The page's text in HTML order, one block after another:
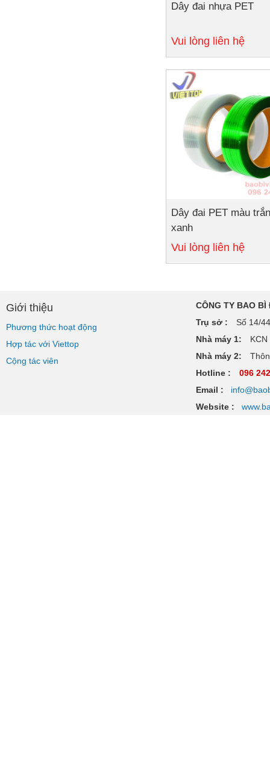
Dây đai nhựa PET
Vui lòng liên hệ
Dây đai PET màu
xanh
Vui lòng liên hệ
Giới thiệu
Phương thức hoạt động
Hợp tác với Viettop
Cộng tác viên
CÔNG TY BAO BÌ
Trụ sở :
Số 14/
Nhà máy 1:
Nhà máy 2:
Hotline :
096
Email :
Website :